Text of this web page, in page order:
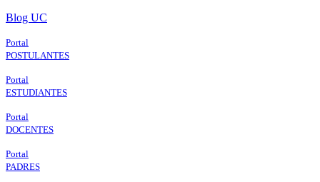
Skip
main
content
Blog UC
Portal
POSTULANTES
Portal
ESTUDIANTES
Portal
DOCENTES
Portal
PADRES